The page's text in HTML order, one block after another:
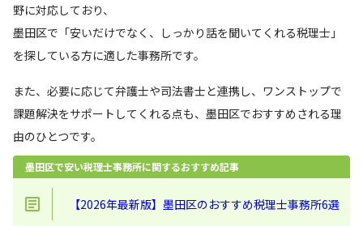
野に対応しており、
墨田区で「安いだけでなく、しっかり話を聞いてくれる税理士」
を探している方に適した事務所です。
また、必要に応じて弁護士や司法書士と連携し、ワンストップで
課題解決をサポートしてくれる点も、墨田区でおすすめされる理
由のひとつです。
墨田区で安い税理士事務所に関するおすすめ記事
【2026年最新版】墨田区のおすすめ税理士事務所6選